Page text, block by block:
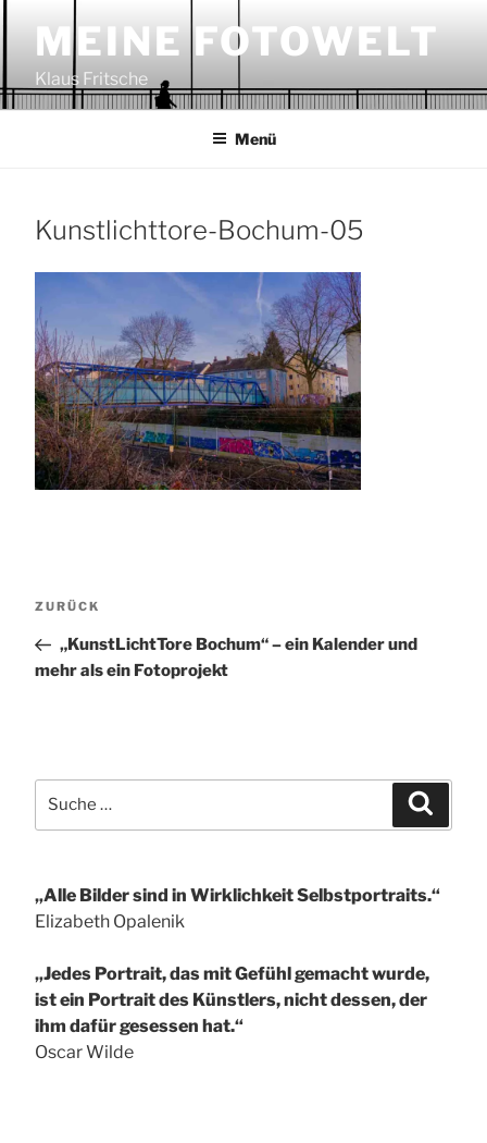
Zum
Inhalt
springenMEINE FOTOWELT
Klaus Fritsche
Menü
Kunstlichttore-Bochum-05
Vorheriger
ZURÜCK
„KunstLichtTore Bochum“ – ein Kalender und
mehr als ein Fotoprojekt
nach:
„Alle Bilder sind in Wirklichkeit Selbstportraits.“
Elizabeth Opalenik
„Jedes Portrait, das mit Gefühl gemacht wurde,
ist ein Portrait des Künstlers, nicht dessen, der
ihm dafür gesessen hat.“
Oscar Wilde